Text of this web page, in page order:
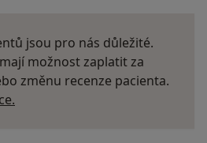
jsou pro nás důležité.
možnost zaplatit za
změnu recenze pacienta.